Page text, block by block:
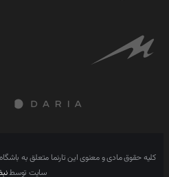
کلیه حقوق مادی و معنوی این تارنما متعلق به
سایت توسط